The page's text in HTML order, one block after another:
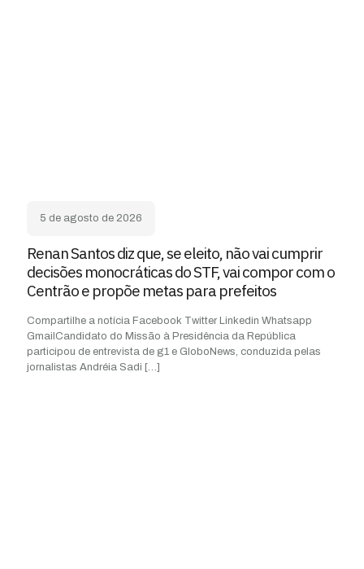
5 de agosto de 2026
Renan Santos diz que, se eleito, não vai cumprir
decisões monocráticas do STF, vai compor com o
Centrão e propõe metas para prefeitos
Compartilhe a notícia Facebook Twitter Linkedin Whatsapp
GmailCandidato do Missão à Presidência da República
participou de entrevista de g1 e GloboNews, conduzida pelas
jornalistas Andréia Sadi […]